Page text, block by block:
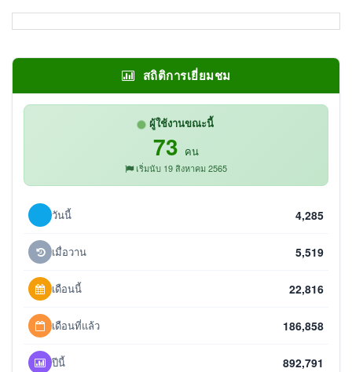
สถิติการเยี่ยมชม
ผู้ใช้งานขณะนี้
73 คน
เริ่มนับ 19 สิงหาคม 2565
วันนี้ 4,285
เมื่อวาน 5,519
เดือนนี้ 22,816
เดือนที่แล้ว 186,858
ปีนี้ 892,791